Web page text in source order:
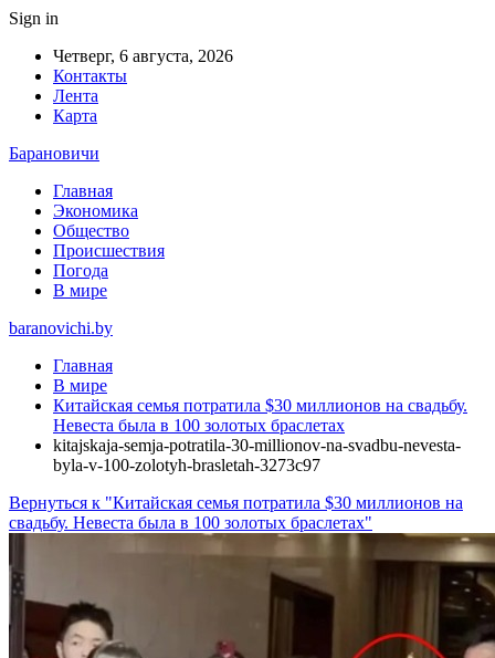
Sign in
Четверг, 6 августа, 2026
Контакты
Лента
Карта
Барановичи
Главная
Экономика
Общество
Происшествия
Погода
В мире
baranovichi.by
Главная
В мире
Китайская семья потратила $30 миллионов на свадьбу.
Невеста была в 100 золотых браслетах
kitajskaja-semja-potratila-30-millionov-na-svadbu-nevesta-
byla-v-100-zolotyh-brasletah-3273c97
Вернуться к "Китайская семья потратила $30 миллионов на
свадьбу. Невеста была в 100 золотых браслетах"